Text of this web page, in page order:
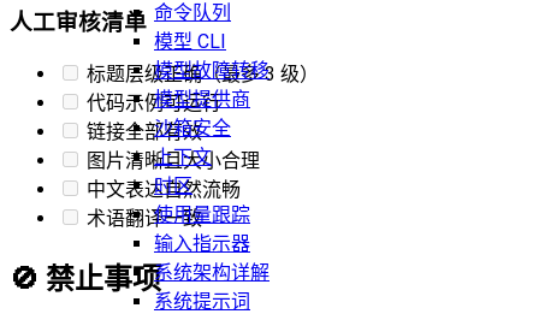
命令队列
模型 CLI
模型故障转移
模型提供商
沙箱安全
上下文
时区
使用量跟踪
输入指示器
系统架构详解
系统提示词
人工审核清单
标题层级正确（最多 3 级）
代码示例可运行
链接全部有效
图片清晰且大小合理
中文表达自然流畅
术语翻译一致
🚫 禁止事项